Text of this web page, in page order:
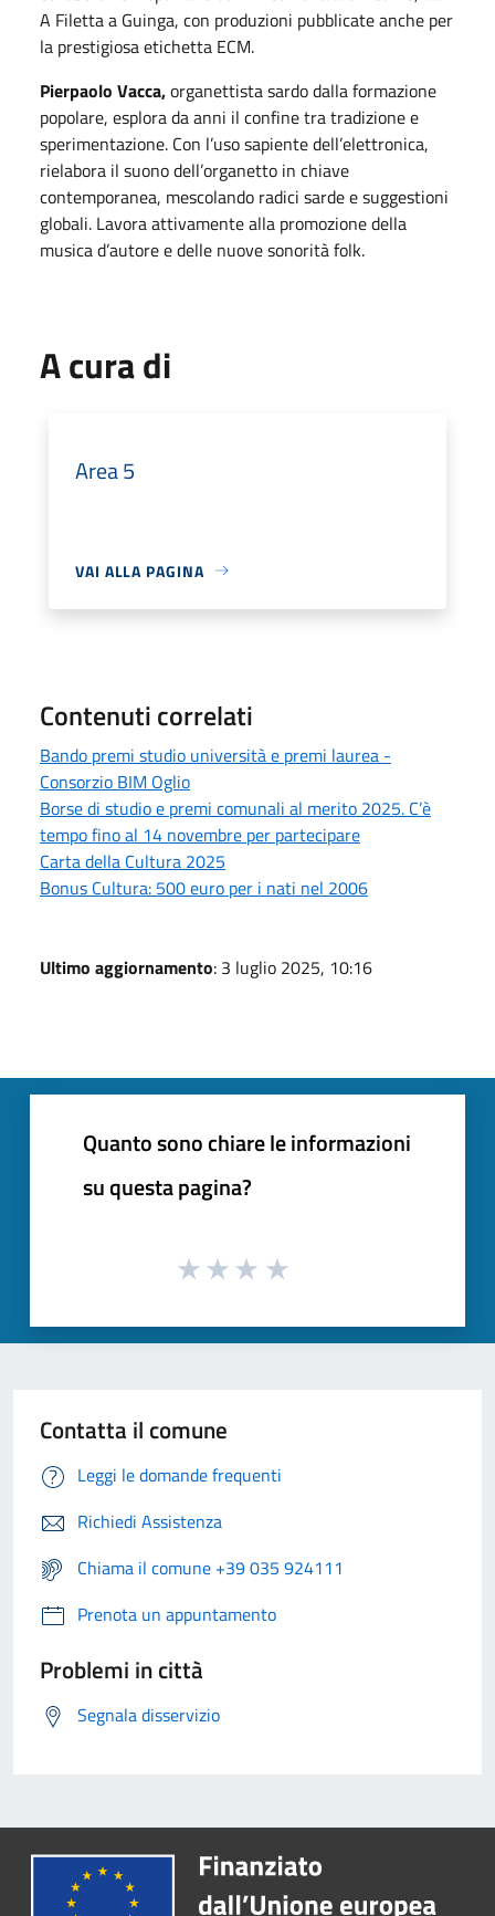
A Filetta a Guinga, con produzioni pubblicate anche per
la prestigiosa etichetta ECM.
Pierpaolo Vacca,organettista sardo dalla formazione
popolare, esplora da anni il confine tra tradizione e
sperimentazione. Con l’uso sapiente dell’elettronica,
rielabora il suono dell’organetto in chiave
contemporanea, mescolando radici sarde e suggestioni
globali. Lavora attivamente alla promozione della
musica d’autore e delle nuove sonorità folk.
A cura di
Area 5
VAI ALLA PAGINA
Contenuti correlati
Bando premi studio università e premi laurea -
Consorzio BIM Oglio
Borse di studio e premi comunali al merito 2025. C’è
tempo fino al 14 novembre per partecipare
Carta della Cultura 2025
Bonus Cultura: 500 euro per i nati nel 2006
Ultimo aggiornamento: 3 luglio 2025, 10:16
Quanto sono chiare le informazioni
su questa pagina?
Contatta il comune
Leggi le domande frequenti
Richiedi Assistenza
Chiama il comune +39 035 924111
Prenota un appuntamento
Problemi in città
Segnala disservizio